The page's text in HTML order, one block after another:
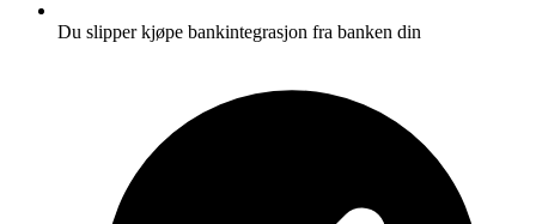
Du slipper kjøpe bankintegrasjon fra banken din